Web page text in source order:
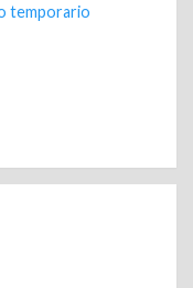
temporario